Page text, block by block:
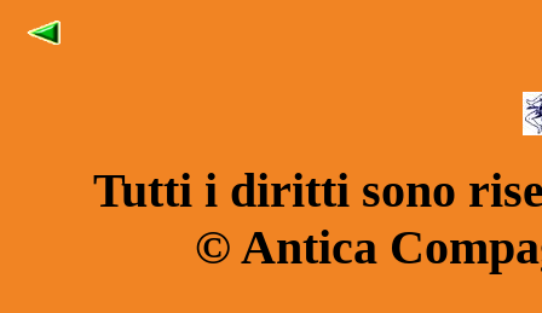
Tutti i diritti sono
© Antica